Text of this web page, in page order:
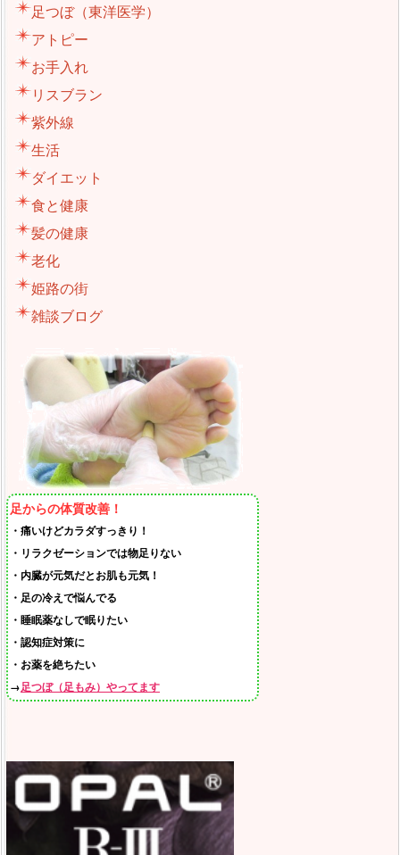
足つぼ（東洋医学）
アトピー
お手入れ
リスブラン
紫外線
生活
ダイエット
食と健康
髪の健康
老化
姫路の街
雑談ブログ
足からの体質改善！
・痛いけどカラダすっきり！
・リラクゼーションでは物足りない
・内臓が元気だとお肌も元気！
・足の冷えで悩んでる
・睡眠薬なしで眠りたい
・認知症対策に
・お薬を絶ちたい
→足つぼ（足もみ）やってます